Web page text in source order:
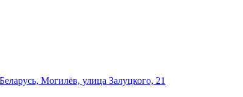
Могилёв, улица Залуцкого, 21